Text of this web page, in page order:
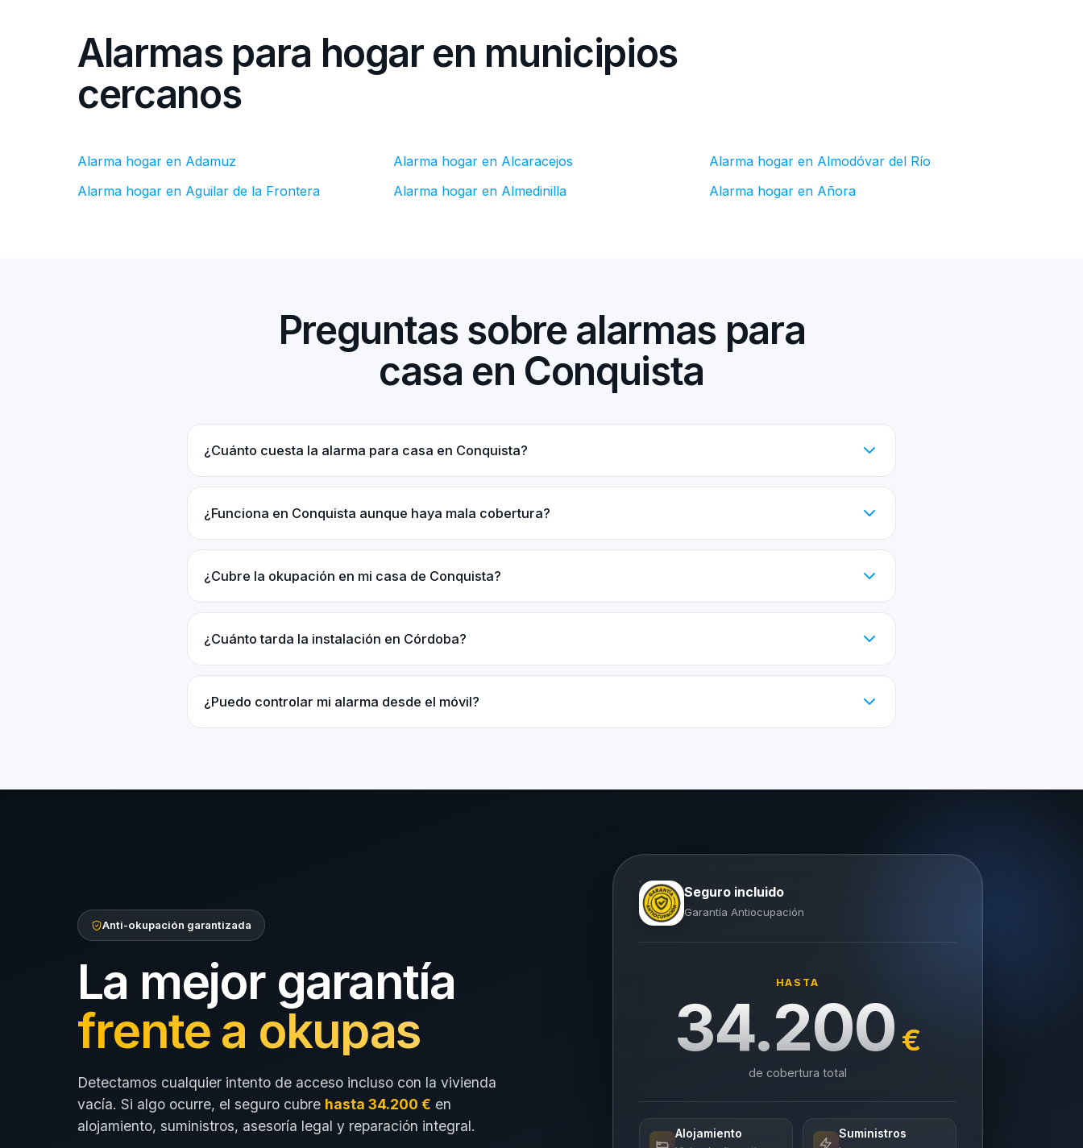
Alarmas para hogar en municipios
cercanos
Alarma hogar en Adamuz
Alarma hogar en Aguilar de la Frontera
Alarma hogar en Alcaracejos
Alarma hogar en Almedinilla
Alarma hogar en Almodóvar del Río
Alarma hogar en Añora
Preguntas sobre alarmas para
casa en Conquista
¿Cuánto cuesta la alarma para casa en Conquista?
¿Funciona en Conquista aunque haya mala cobertura?
¿Cubre la okupación en mi casa de Conquista?
¿Cuánto tarda la instalación en Córdoba?
¿Puedo controlar mi alarma desde el móvil?
Anti-okupación garantizada
La mejor garantía
frente a okupas
Detectamos cualquier intento de acceso incluso con la vivienda
vacía. Si algo ocurre, el seguro cubre hasta 34.200 € en
alojamiento, suministros, asesoría legal y reparación integral.
Seguro incluido
Garantía Antiocupación
HASTA
34.200 €
de cobertura total
Alojamiento Suministros